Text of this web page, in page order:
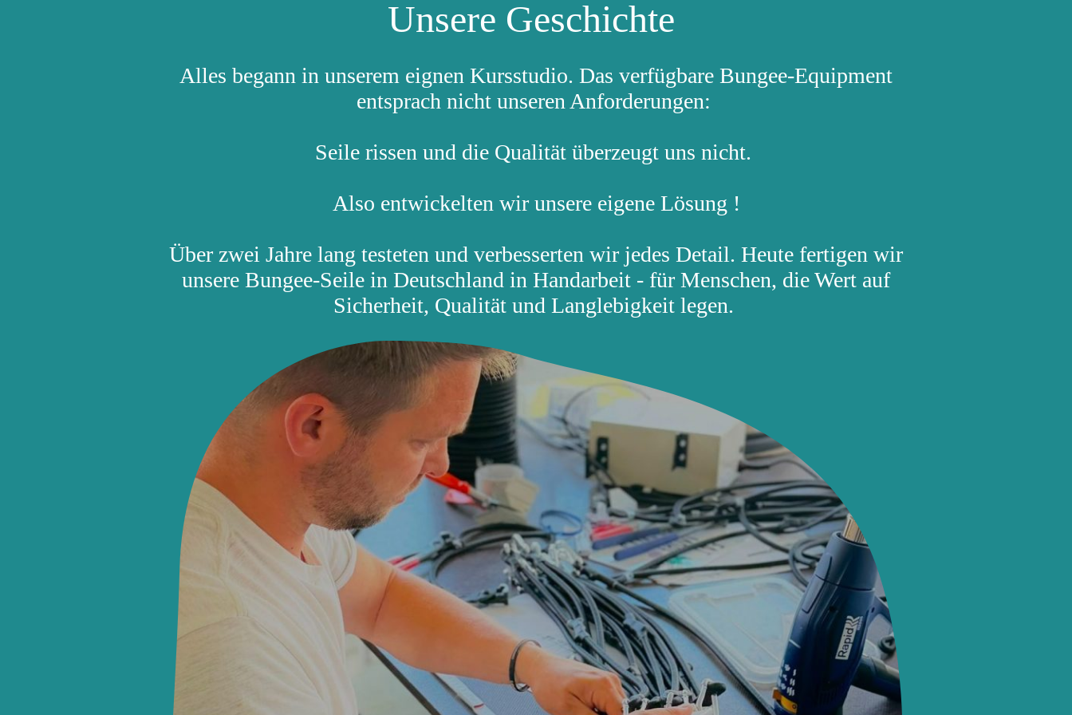
Unsere Geschichte
Alles begann in unserem eignen Kursstudio. Das verfügbare Bungee-Equipment
entsprach nicht unseren Anforderungen:
Seile rissen und die Qualität überzeugt uns nicht.
Also entwickelten wir unsere eigene Lösung !
Über zwei Jahre lang testeten und verbesserten wir jedes Detail. Heute fertigen wir
unsere Bungee-Seile in Deutschland in Handarbeit - für Menschen, die Wert auf
Sicherheit, Qualität und Langlebigkeit legen.